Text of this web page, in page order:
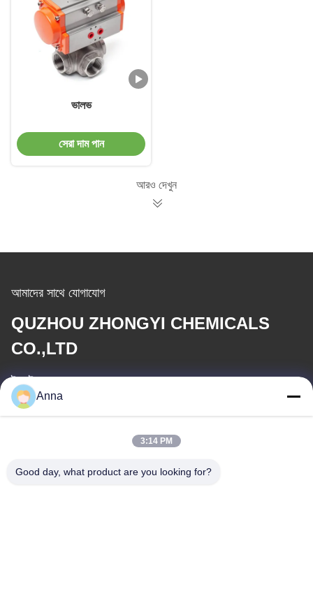
ভালভ
সেরা দাম পান
আরও দেখুন
আমাদের সাথে যোগাযোগ
QUZHOU ZHONGYI CHEMICALS
CO.,LTD
ই-মেইল
Anna
3:14 PM
Good day, what product are you looking for?